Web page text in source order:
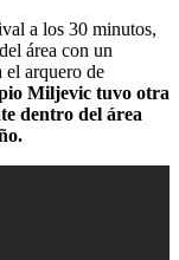
a los 30 minutos,
área con un
el arquero de
Miljevic tuvo otra
dentro del área